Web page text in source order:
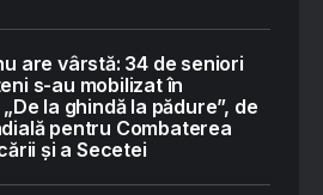
are vârstă: 34 de seniori
s-au mobilizat în
la ghindă la pădure”, de
pentru Combaterea
și a Secetei